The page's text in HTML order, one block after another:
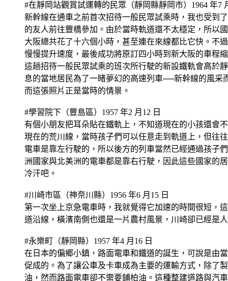
#在靜岡站觀賞試運轉的民眾（靜岡縣靜岡市）1964 年7
新幹線在通車之前首次招待一般民眾試乘時，我也受到
的友人前往豐橋參加。由於當時軌道還不太穩定，所以
大阪總共花了十六個小時，甚至連在來線都比它快。不
慢慢提升速度，最後成功將原訂四小時到新大阪的車程
這趟招待一般民眾試乘的班次所行駛的新設鐵軌會高於
息的當地居民為了一睹夢幻的高速列車──新幹線的風采
而這張照片正是當時的情景。
#學習院下（豐島區）1957 年2 月12 日
有個小朋友把耳朵貼在鐵軌上，不知道現在的小孩還會
現在的荒川線，當時孩子們可以任意走到軌道上，但往
電車是靠左行駛的，所以後方的列車當然已經通過孩子
洲國家與北美洲的電車都是靠右行駛，因此這些國家的
冷汗吧。
#川崎市區（神奈川縣）1956 年6 月15 日
第一次坐上京急電車時，我就覺得它加速的時間很短，
道沿線，橫濱南側也還是一片農村風景，川崎卻已經是
#永樂町（靜岡縣）1957 年4 月16 日
在日本的偏鄉小鎮，路面電車和鐵道的誕生，可說是由
促成的。為了讓公車及卡車成為主要的運輸方式，除了
油，然而路面電車卻不需要鋪柏油。這種整建道路與汽